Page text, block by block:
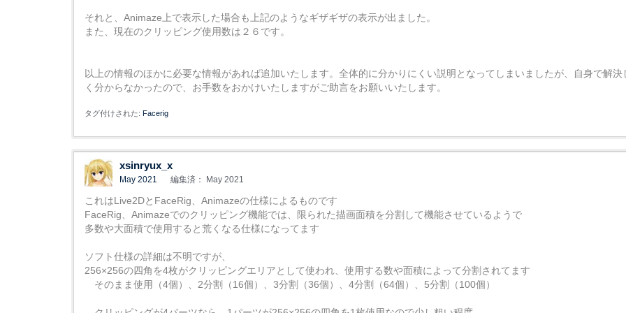
それと、Animaze上で表示した場合も上記のようなギザギザの表示が出ました。
また、現在のクリッピング使用数は２６です。
以上の情報のほかに必要な情報があれば追加いたします。全体的に分かりにくい説明となってしまいましたが、自身で解決
く分からなかったので、お手数をおかけいたしますがご助言をお願いいたします。
タグ付けされた: Facerig
xsinryux_x
May 2021 編集済： May 2021
これはLive2DとFaceRig、Animazeの仕様によるものです
FaceRig、Animazeでのクリッピング機能では、限られた描画面積を分割して機能させているようで
多数や大面積で使用すると荒くなる仕様になってます
ソフト仕様の詳細は不明ですが、
256×256の四角を4枚がクリッピングエリアとして使われ、使用する数や面積によって分割されてます
そのまま使用（4個）、2分割（16個）、3分割（36個）、4分割（64個）、5分割（100個）